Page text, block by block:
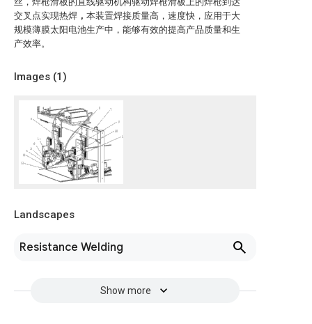
交叉点实现热焊 ， 本装置焊接质量高，速度快，应用于大
规模薄膜太阳电池生产中，能够有效的提高产品质量和生
产效率。
Images (1)
Landscapes
Resistance Welding
Show more